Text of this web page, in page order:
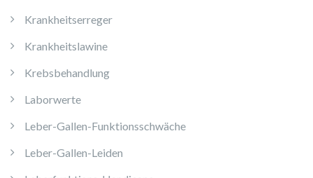
Krankheitserreger
Krankheitslawine
Krebsbehandlung
Laborwerte
Leber-Gallen-Funktionsschwäche
Leber-Gallen-Leiden